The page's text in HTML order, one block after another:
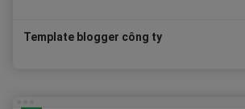
Template blogger công ty